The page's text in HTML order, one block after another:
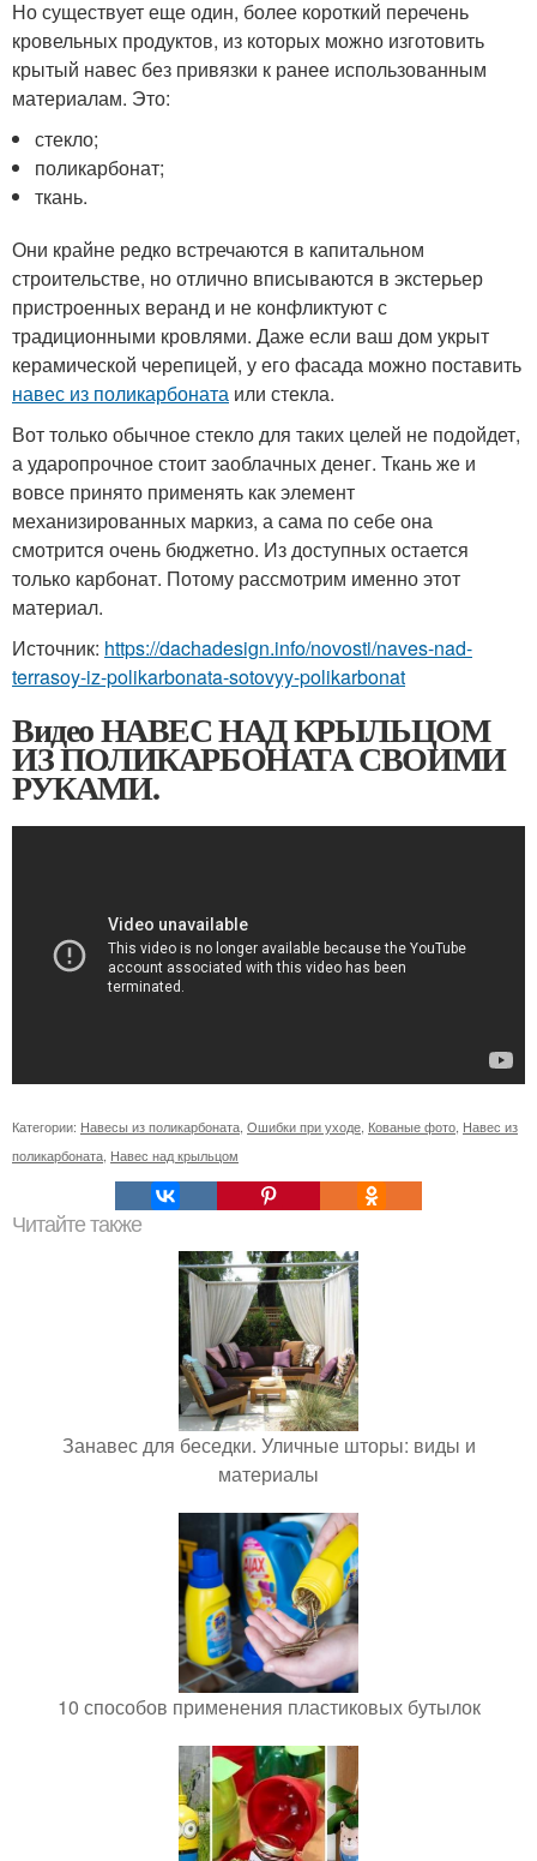
Но существует еще один, более короткий перечень
кровельных продуктов, из которых можно изготовить
крытый навес без привязки к ранее использованным
материалам. Это:
стекло;
поликарбонат;
ткань.
Они крайне редко встречаются в капитальном
строительстве, но отлично вписываются в экстерьер
пристроенных веранд и не конфликтуют с
традиционными кровлями. Даже если ваш дом укрыт
керамической черепицей, у его фасада можно поставить
навес из поликарбоната или стекла.
Вот только обычное стекло для таких целей не подойдет,
а ударопрочное стоит заоблачных денег. Ткань же и
вовсе принято применять как элемент
механизированных маркиз, а сама по себе она
смотрится очень бюджетно. Из доступных остается
только карбонат. Потому рассмотрим именно этот
материал.
Источник: https://dachadesign.info/novosti/naves-nad-
terrasoy-iz-polikarbonata-sotovyy-polikarbonat
Видео НАВЕС НАД КРЫЛЬЦОМ
ИЗ ПОЛИКАРБОНАТА СВОИМИ
РУКАМИ.
Категории: Навесы из поликарбоната Ошибки при уходе Кованые фото Навес из
поликарбоната Навес над крыльцом
Читайте также
Занавес для беседки. Уличные шторы: виды и
материалы
10 способов применения пластиковых бутылок